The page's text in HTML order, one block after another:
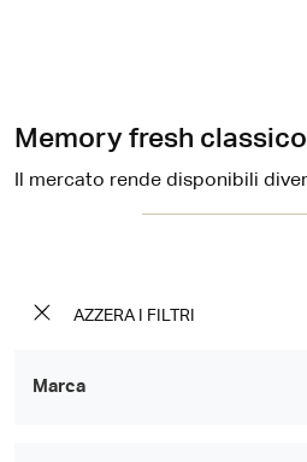
AZZERA I FILTRI
Marca
Memory fresh classico